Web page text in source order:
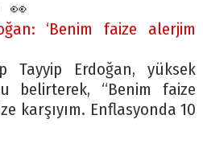
👀
‘Benim faize alerjim
Tayyip Erdoğan, yüksek
belirterek, “Benim faize
karşıyım. Enflasyonda 10